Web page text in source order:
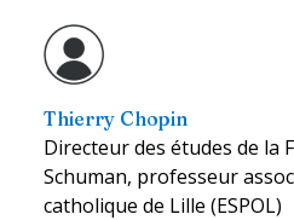
Thierry Chopin
Directeur des études de la
Schuman, professeur
catholique de Lille (ESPOL)